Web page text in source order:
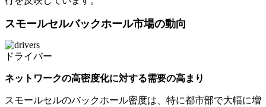
スモールセルバックホール市場の動向
ドライバー
ネットワークの高密度化に対する需要の高まり
スモールセルのバックホール密度は、特に都市部で大幅に増